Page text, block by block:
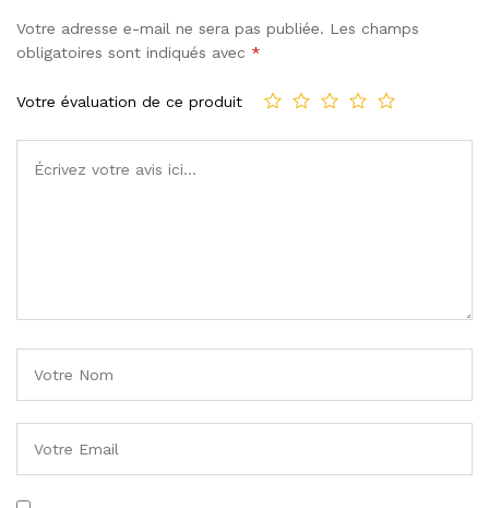
Votre adresse e-mail ne sera pas publiée. Les champs
obligatoires sont indiqués avec *
Votre évaluation de ce produit